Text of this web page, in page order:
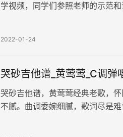
学视频，同学们参照老师的示范
2022-01-24
哭砂吉他谱_黄莺莺_C调弹
哭砂吉他谱，黄莺莺经典老歌，
不腻。曲调委婉细腻，歌词尽是